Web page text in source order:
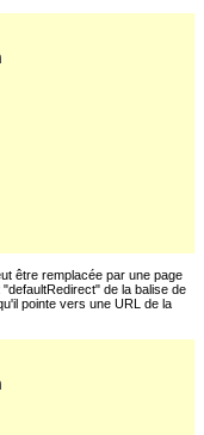
être remplacée par une page
de la balise de
pointe vers une URL de la